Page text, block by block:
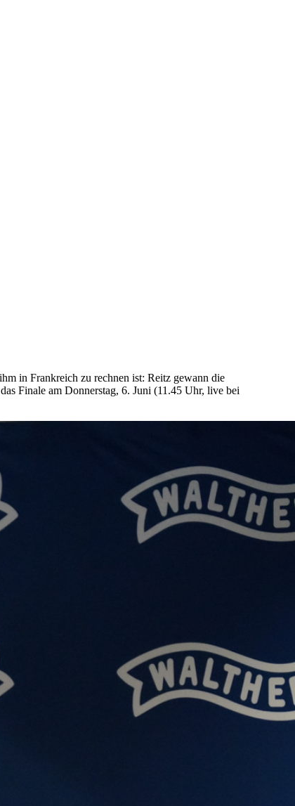
in Frankreich zu rechnen ist: Reitz gewann die
Finale am Donnerstag, 6. Juni (11.45 Uhr, live bei